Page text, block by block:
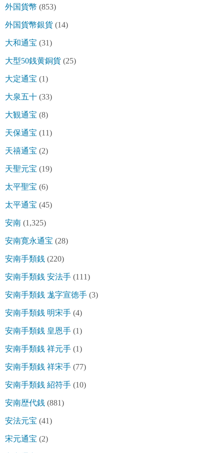
外国貨幣 (853)
外国貨幣銀貨 (14)
大和通宝 (31)
大型50銭黄銅貨 (25)
大定通宝 (1)
大泉五十 (33)
大観通宝 (8)
天保通宝 (11)
天禧通宝 (2)
天聖元宝 (19)
太平聖宝 (6)
太平通宝 (45)
安南 (1,325)
安南寛永通宝 (28)
安南手類銭 (220)
安南手類銭 安法手 (111)
安南手類銭 尨字宣徳手 (3)
安南手類銭 明宋手 (4)
安南手類銭 皇恩手 (1)
安南手類銭 祥元手 (1)
安南手類銭 祥宋手 (77)
安南手類銭 紹符手 (10)
安南歴代銭 (881)
安法元宝 (41)
宋元通宝 (2)